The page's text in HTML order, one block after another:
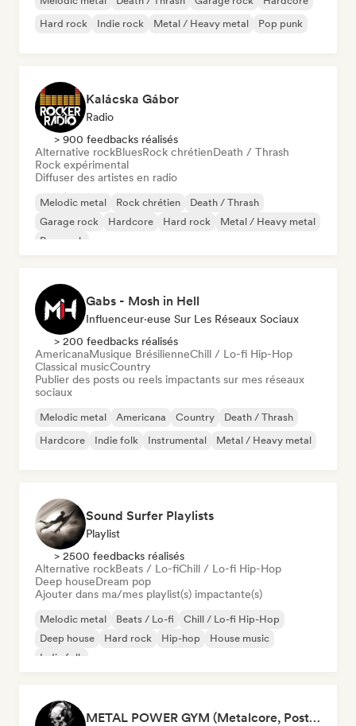
Hard rock
Indie rock Metal / Heavy metal Pop punk
Kalácska Gábor
Radio
> 900 feedbacks réalisés
Alternative rockBluesRock chrétienDeath / Thrash
Rock expérimental
Diffuser des artistes en radio
Melodic metal Rock chrétien
Death / Thrash
Garage rock
Hardcore Hard rock
Metal / Heavy metal
Pop punk
Gabs - Mosh in Hell
Influenceur·euse Sur Les Réseaux Sociaux
> 200 feedbacks réalisés
AmericanaMusique BrésilienneChill / Lo-fi Hip-Hop
Classical musicCountry
Publier des posts ou reels impactants sur mes réseaux
sociaux
Melodic metal Americana Country
Death / Thrash
Hardcore
Indie folk Instrumental Metal / Heavy metal
Sound Surfer Playlists
Playlist
> 2500 feedbacks réalisés
Alternative rockBeats / Lo-fiChill / Lo-fi Hip-Hop
Deep houseDream pop
Ajouter dans ma/mes playlist(s) impactante(s)
Melodic metal Beats / Lo-fi
Chill / Lo-fi Hip-Hop
Deep house
Hard rock Hip-hop
House music
Indie folk
METAL POWER GYM (Metalcore, Post-Hardcore, Alt. Metal)